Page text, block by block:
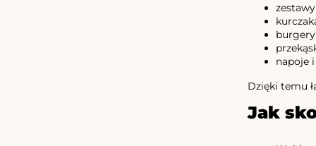
napoje
Dzięki temu
Jak